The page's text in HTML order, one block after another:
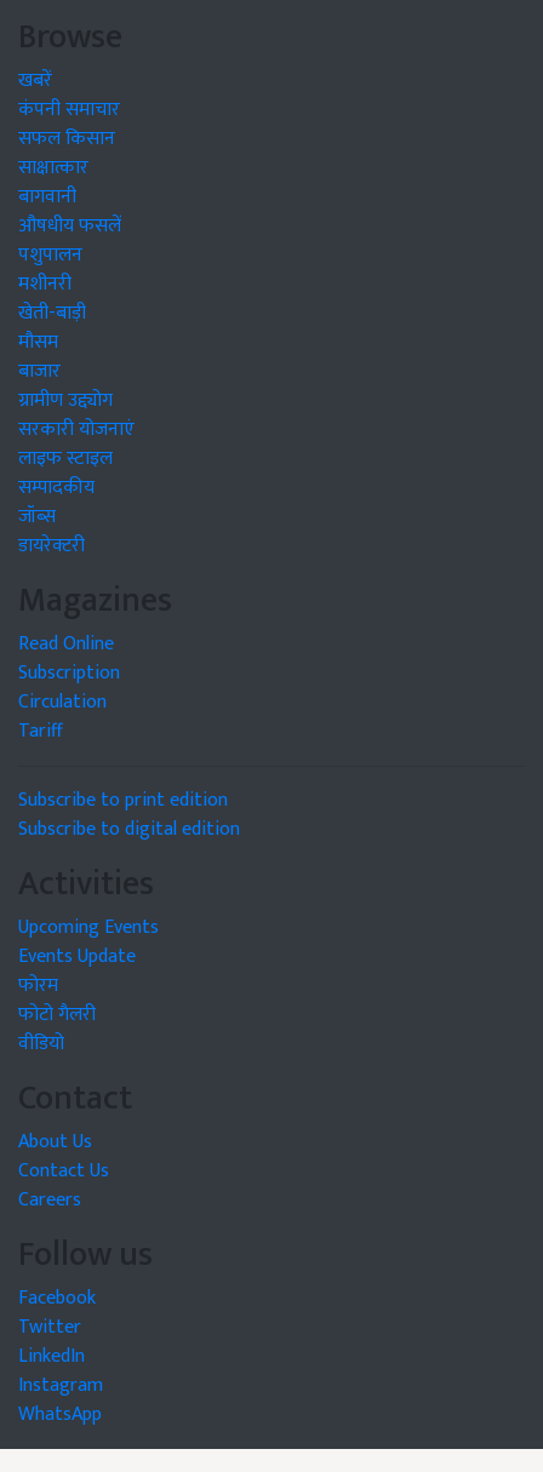
Browse
खबरें
कंपनी समाचार
सफल किसान
साक्षात्कार
बागवानी
औषधीय फसलें
पशुपालन
मशीनरी
खेती-बाड़ी
मौसम
बाजार
ग्रामीण उद्द्योग
सरकारी योजनाएं
लाइफ स्टाइल
सम्पादकीय
जॉब्स
डायरेक्टरी
Magazines
Read Online
Subscription
Circulation
Tariff
Subscribe to print edition
Subscribe to digital edition
Activities
Upcoming Events
Events Update
फोरम
फोटो गैलरी
वीडियो
Contact
About Us
Contact Us
Careers
Follow us
Facebook
Twitter
LinkedIn
Instagram
WhatsApp